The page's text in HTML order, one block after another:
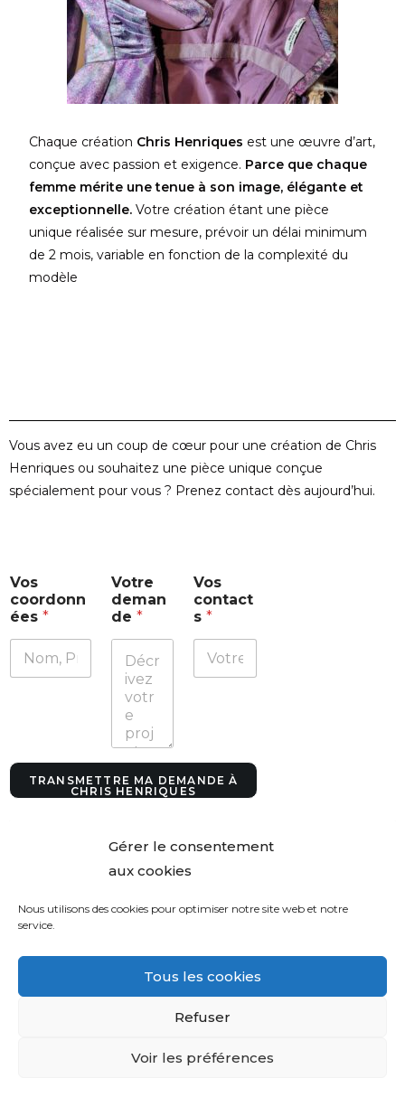
Gérer le consentement
aux cookies
Nous utilisons des cookies pour optimiser notre site web et notre
service.
Tous les cookies
Refuser
Voir les préférences
Chaque création Chris Henriques est une œuvre d’art,
conçue avec passion et exigence. Parce que chaque
femme mérite une tenue à son image, élégante et
exceptionnelle.Votre création étant une pièce
unique réalisée sur mesure, prévoir un délai minimum
de 2 mois, variable en fonction de la complexité du
modèle
Vous avez eu un coup de cœur pour une création de Chris
Henriques ou souhaitez une pièce unique conçue
spécialement pour vous ? Prenez contact dès aujourd’hui.
Vos
coordonn
ées *
o
s
Votre
deman
de *
Vos
contact
s*
TRANSMETTRE MA DEMANDE À
CHRIS HENRIQUES